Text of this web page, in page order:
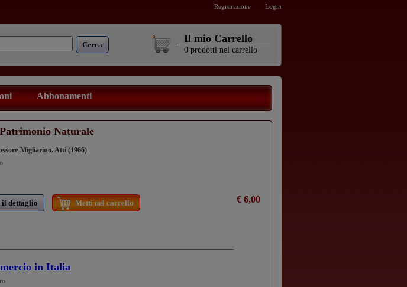
Registrazione Login
Cerca
Il mio Carrello
0 prodotti nel carrello
Abbonamenti
Naturale
Migliarino. Atti (1966)
€ 6,00
il dettaglio Metti nel carrello
in Italia